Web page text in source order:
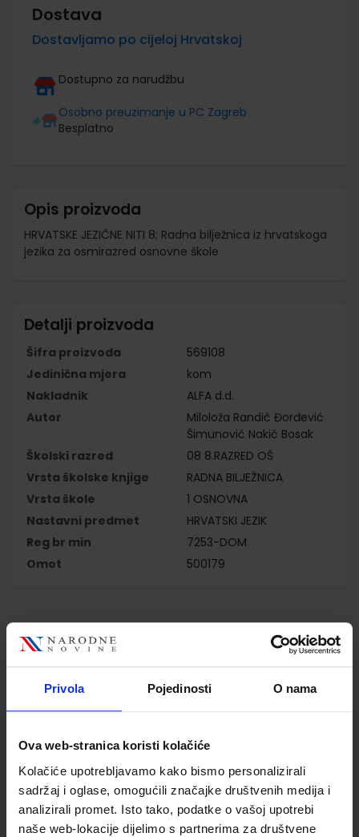
Privola Pojedinosti O nama
Ova web-stranica koristi kolačiće
Kolačiće upotrebljavamo kako bismo personalizirali
sadržaj i oglase, omogućili značajke društvenih medija i
analizirali promet. Isto tako, podatke o vašoj upotrebi
naše web-lokacije dijelimo s partnerima za društvene
Dostava
Dostavljamo po cijeloj Hrvatskoj
Dostupno za narudžbu
Osobno preuzimanje u PC Zagreb
Besplatno
Opis proizvoda
HRVATSKE JEZIČNE NITI 8; Radna bilježnica iz hrvatskoga
jezika za osmirazred osnovne škole
Detalji proizvoda
Šifra proizvoda
569108
Jedinična mjera
kom
Nakladnik
ALFA d.d.
Autor
Miloloža Randić Đorđević
Šimunović Nakić Bosak
Školski razred
08 8.RAZRED OŠ
Vrsta školske knjige
RADNA BILJEŽNICA
Vrsta škole
1 OSNOVNA
Nastavni predmet
HRVATSKI JEZIK
Reg br min
7253-DOM
Omot
500179
Kupci najčešće biraju..
Omot PVC za školske
udžbenike; dimenzije
436x272; tip 179